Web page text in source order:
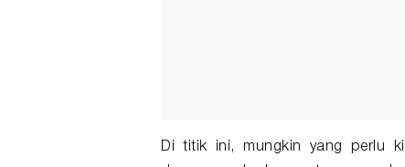
Di titik ini, mungkin yang perlu